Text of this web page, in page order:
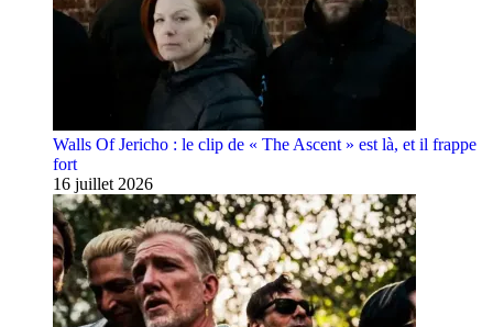
Walls Of Jericho : le clip de « The Ascent » est là, et il frappe
fort
16 juillet 2026